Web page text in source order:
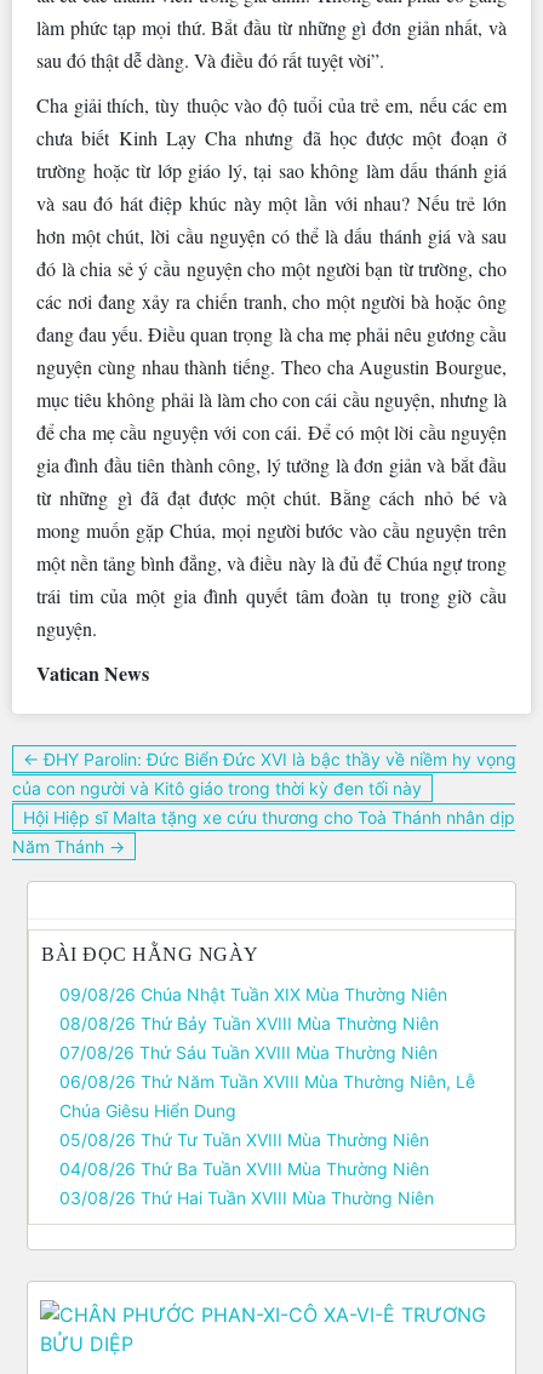
làm phức tạp mọi thứ. Bắt đầu từ những gì đơn giản nhất, và
sau đó thật dễ dàng. Và điều đó rất tuyệt vời”.
Cha giải thích, tùy thuộc vào độ tuổi của trẻ em, nếu các em
chưa biết Kinh Lạy Cha nhưng đã học được một đoạn ở
trường hoặc từ lớp giáo lý, tại sao không làm dấu thánh giá
và sau đó hát điệp khúc này một lần với nhau? Nếu trẻ lớn
hơn một chút, lời cầu nguyện có thể là dấu thánh giá và sau
đó là chia sẻ ý cầu nguyện cho một người bạn từ trường, cho
các nơi đang xảy ra chiến tranh, cho một người bà hoặc ông
đang đau yếu. Điều quan trọng là cha mẹ phải nêu gương cầu
nguyện cùng nhau thành tiếng. Theo cha Augustin Bourgue,
mục tiêu không phải là làm cho con cái cầu nguyện, nhưng là
để cha mẹ cầu nguyện với con cái. Để có một lời cầu nguyện
gia đình đầu tiên thành công, lý tưởng là đơn giản và bắt đầu
từ những gì đã đạt được một chút. Bằng cách nhỏ bé và
mong muốn gặp Chúa, mọi người bước vào cầu nguyện trên
một nền tảng bình đẳng, và điều này là đủ để Chúa ngự trong
trái tim của một gia đình quyết tâm đoàn tụ trong giờ cầu
nguyện.
Vatican News
Điều
hướng
bài
viết
← ĐHY Parolin: Đức Biển Đức XVI là bậc thầy về niềm hy vọng
của con người và Kitô giáo trong thời kỳ đen tối này
Hội Hiệp sĩ Malta tặng xe cứu thương cho Toà Thánh nhân dịp
Năm Thánh →
BÀI ĐỌC HẰNG NGÀY
09/08/26 Chúa Nhật Tuần XIX Mùa Thường Niên
08/08/26 Thứ Bảy Tuần XVIII Mùa Thường Niên
07/08/26 Thứ Sáu Tuần XVIII Mùa Thường Niên
06/08/26 Thứ Năm Tuần XVIII Mùa Thường Niên, Lễ
Chúa Giêsu Hiển Dung
05/08/26 Thứ Tư Tuần XVIII Mùa Thường Niên
04/08/26 Thứ Ba Tuần XVIII Mùa Thường Niên
03/08/26 Thứ Hai Tuần XVIII Mùa Thường Niên